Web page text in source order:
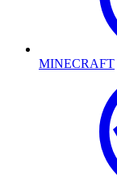
MINECRAFT